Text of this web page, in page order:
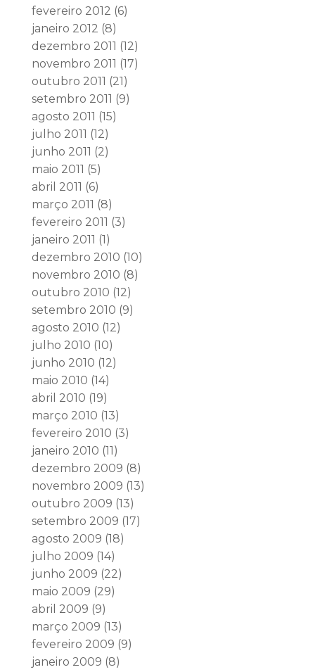
fevereiro 2012 (6)
janeiro 2012 (8)
dezembro 2011 (12)
novembro 2011 (17)
outubro 2011 (21)
setembro 2011 (9)
agosto 2011 (15)
julho 2011 (12)
junho 2011 (2)
maio 2011 (5)
abril 2011 (6)
março 2011 (8)
fevereiro 2011 (3)
janeiro 2011 (1)
dezembro 2010 (10)
novembro 2010 (8)
outubro 2010 (12)
setembro 2010 (9)
agosto 2010 (12)
julho 2010 (10)
junho 2010 (12)
maio 2010 (14)
abril 2010 (19)
março 2010 (13)
fevereiro 2010 (3)
janeiro 2010 (11)
dezembro 2009 (8)
novembro 2009 (13)
outubro 2009 (13)
setembro 2009 (17)
agosto 2009 (18)
julho 2009 (14)
junho 2009 (22)
maio 2009 (29)
abril 2009 (9)
março 2009 (13)
fevereiro 2009 (9)
janeiro 2009 (8)